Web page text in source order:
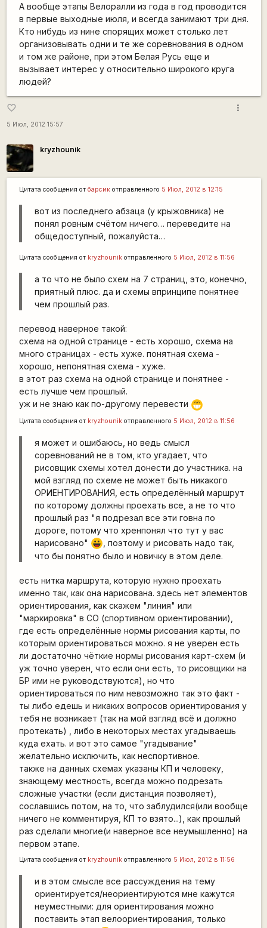
А вообще этапы Велоралли из года в год проводится
в первые выходные июля, и всегда занимают три дня.
Кто нибудь из нине спорящих может столько лет
организовывать одни и те же соревнования в одном
и том же районе, при этом Белая Русь еще и
вызывает интерес у относительно широкого круга
людей?
favorite_border
5 Июл, 2012 15:57
more_vert
kryzhounik
Цитата сообщения от барсикотправленного 5 Июл, 2012 в 12:15
вот из последнего абзаца (у крыжовника) не
понял ровным счётом ничего… переведите на
общедоступный, пожалуйста…
Цитата сообщения от kryzhounikотправленного 5 Июл, 2012 в 11:56
а то что не было схем на 7 страниц, это, конечно,
приятный плюс. да и схемы впринципе понятнее
чем прошлый раз.
перевод наверное такой:
схема на одной странице - есть хорошо, схема на
много страницах - есть хуже. понятная схема -
хорошо, непонятная схема - хуже.
в этот раз схема на одной странице и понятнее -
есть лучше чем прошлый.
уж и не знаю как по-другому перевести ;D
Цитата сообщения от kryzhounikотправленного 5 Июл, 2012 в 11:56
я может и ошибаюсь, но ведь смысл
соревнований не в том, кто угадает, что
рисовщик схемы хотел донести до участника. на
мой взгляд по схеме не может быть никакого
ОРИЕНТИРОВАНИЯ, есть определённый маршрут
по которому должны проехать все, а не то что
прошлый раз "я подрезал все эти говна по
дороге, потому что хренпонял что тут у вас
нарисовано" |-)) , поэтому и рисовать надо так,
что бы понятно было и новичку в этом деле.
есть нитка маршрута, которую нужно проехать
именно так, как она нарисована. здесь нет элементов
ориентирования, как скажем "линия" или
"маркировка" в СО (спортивном ориентировании),
где есть определённые нормы рисования карты, по
которым ориентироваться можно. я не уверен есть
ли достаточно чёткие нормы рисования карт-схем (и
уж точно уверен, что если они есть, то рисовщики на
БР ими не руководствуются), но что
ориентироваться по ним невозможно так это факт -
ты либо едешь и никаких вопросов ориентирования у
тебя не возникает (так на мой взгляд всё и должно
протекать) , либо в некоторых местах угадываешь
куда ехать. и вот это самое "угадывание"
желательно исключить, как неспортивное.
также на данных схемах указаны КП и человеку,
знающему местность, всегда можно подрезать
сложные участки (если дистанция позволяет),
сославшись потом, на то, что заблудился(или вообще
ничего не комментируя, КП то взято...), как прошлый
раз сделали многие(и наверное все неумышленно) на
первом этапе.
Цитата сообщения от kryzhounikотправленного 5 Июл, 2012 в 11:56
и в этом смысле все рассуждения на тему
ориентируется/неориентируются мне кажутся
неуместными: для ориентирования можно
поставить этап велоориентирования, только